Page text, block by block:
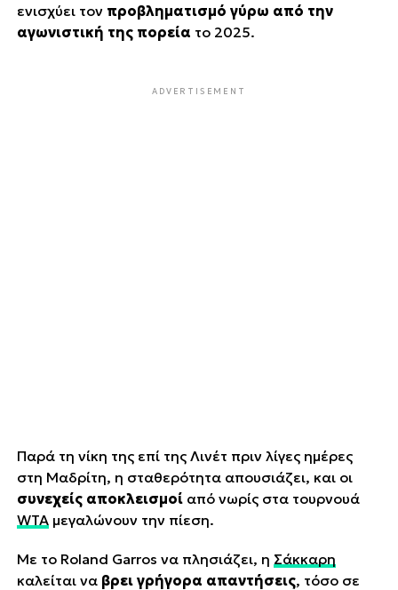
ενισχύει τον προβληματισμό γύρω από την
αγωνιστική της πορεία το 2025.
ADVERTISEMENT
Παρά τη νίκη της επί της Λινέτ πριν λίγες ημέρες
στη Μαδρίτη, η σταθερότητα απουσιάζει, και οι
συνεχείς αποκλεισμοίαπό νωρίς στα τουρνουά
WTAμεγαλώνουν την πίεση.
Με το Roland Garros να πλησιάζει, η Σάκκαρη
καλείται να βρει γρήγορα απαντήσεις, τόσο σε